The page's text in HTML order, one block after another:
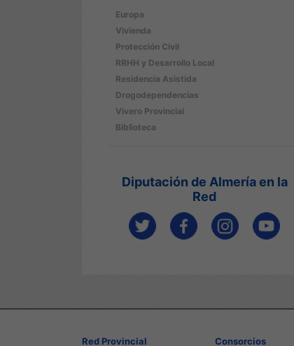
Europa
Vivienda
Protección Civil
RRHH y Desarrollo Local
Residencia Asistida
Drogodependencias
Vivero Provincial
Biblioteca
Diputación de Almería en la
Red
Red Provincial Consorcios